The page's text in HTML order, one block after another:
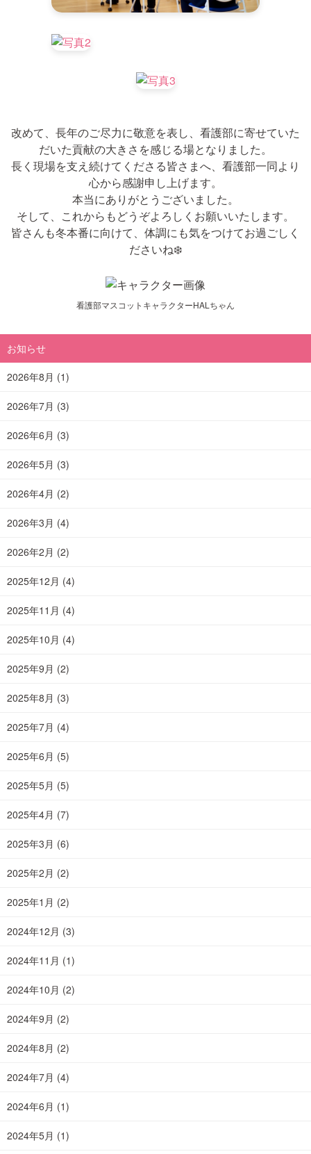
改めて、長年のご尽力に敬意を表し、看護部に寄せていた
だいた貢献の大きさを感じる場となりました。
長く現場を支え続けてくださる皆さまへ、看護部一同より
心から感謝申し上げます。
本当にありがとうございました。
そして、これからもどうぞよろしくお願いいたします。
皆さんも冬本番に向けて、体調にも気をつけてお過ごしく
ださいね❄️
看護部マスコットキャラクターHALちゃん
お知らせ
2026年8月 (1)
2026年7月 (3)
2026年6月 (3)
2026年5月 (3)
2026年4月 (2)
2026年3月 (4)
2026年2月 (2)
2025年12月 (4)
2025年11月 (4)
2025年10月 (4)
2025年9月 (2)
2025年8月 (3)
2025年7月 (4)
2025年6月 (5)
2025年5月 (5)
2025年4月 (7)
2025年3月 (6)
2025年2月 (2)
2025年1月 (2)
2024年12月 (3)
2024年11月 (1)
2024年10月 (2)
2024年9月 (2)
2024年8月 (2)
2024年7月 (4)
2024年6月 (1)
2024年5月 (1)